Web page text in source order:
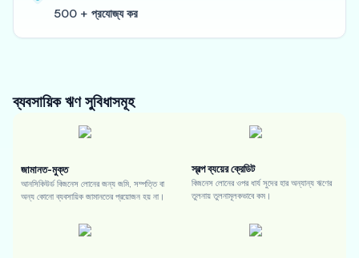
500 + প্রযোজ্য কর
ব্যবসায়িক ঋণসুবিধাসমূহ
জামানত-মুক্ত
আনসিকিউর্ড বিজনেস লোনের জন্য জমি, সম্পত্তি বা
অন্য কোনো ব্যবসায়িক জামানতের প্রয়োজন হয় না।
স্বল্প ব্যয়ের ক্রেডিট
বিজনেস লোনের ওপর ধার্য সুদের হার অন্যান্য ঋণের
তুলনায় তুলনামূলকভাবে কম।